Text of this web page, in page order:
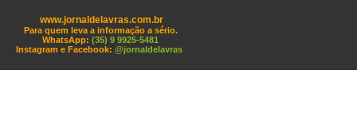
www.jornaldelavras.com.br
Para quem leva a informação a sério.
WhatsApp: (35) 9 9925-5481
Instagram e Facebook: @jornaldelavras